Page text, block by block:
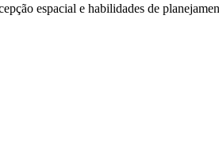
espacial e habilidades de